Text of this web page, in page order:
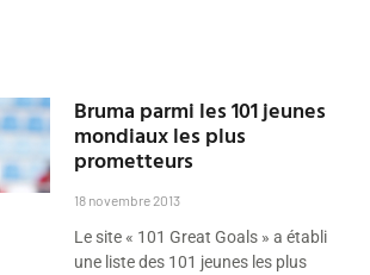
Bruma parmi les 101 jeunes
mondiaux les plus
prometteurs
18 novembre 2013
Le site « 101 Great Goals » a établi
une liste des 101 jeunes les plus